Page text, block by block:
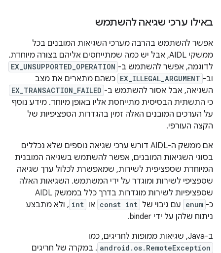
באילו ערכי שגיאה להשתמש
אפשר להשתמש בהרבה מערכי השגיאות המובנים בכל
ממשקי AIDL, אבל יש כמה שמתייחסים אליהם בצורה מיוחדת.
לדוגמה, אפשר להשתמש ב- EX_UNSUPPORTED_OPERATION
וב- EX_ILLEGAL_ARGUMENT כשהם מתארים את מצב
השגיאה, אבל אסור להשתמש ב- EX_TRANSACTION_FAILED
כי התשתית הבסיסית מתייחסת אליו באופן מיוחד. מידע נוסף
על הערכים המובנים האלה זמין בהגדרות הספציפיות של
הקצה העורפי.
אם ממשק ה-AIDL דורש ערכי שגיאה נוספים שלא נכללים
בסוגי השגיאות המובנים, אפשר להשתמש בשגיאה המובנית
המיוחדת שספציפית לשירות, שמאפשרת לכלול ערך שגיאה
שספציפי לשירות ומוגדר על ידי המשתמש. השגיאות האלה
שספציפיות לשירות מוגדרות בדרך כלל בממשק AIDL
כ- enum עם גיבוי של const int או int , ולא מתבצע
ניתוח שלהן על ידי binder.
ב-Java, שגיאות ממופות לחריגים, כמו
android.os.RemoteException . במקרה של חריגים